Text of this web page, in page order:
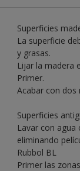
Superficies
La superficie
y grasas.
Lijar la madera
Primer.
Acabar con dos
Superficies
Lavar con
eliminando
Rubbol BL
Primer las